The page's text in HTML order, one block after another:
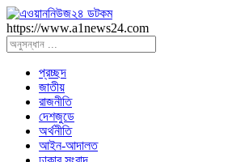
https://www.a1news24.com
প্রচ্ছদ
জাতীয়
রাজনীতি
দেশজুডে
অর্থনীতি
আইন-আদালত